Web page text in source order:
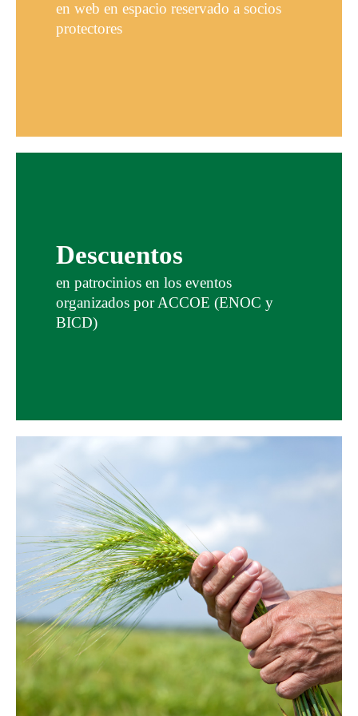
en web en espacio reservado a socios
protectores
Descuentos
en patrocinios en los eventos
organizados por ACCOE (ENOC y
BICD)